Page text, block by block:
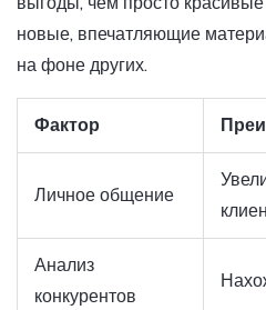
новые, впечатляющие
на фоне других.
Фактор
Личное общение
Анализ
конкурентов